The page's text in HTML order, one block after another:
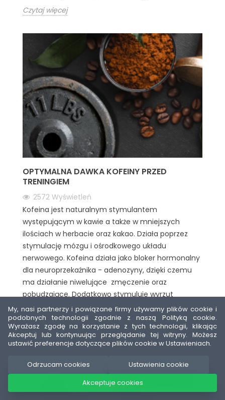
My, nasi partnerzy i powiązane firmy używamy plików cookie i
podobnych technologii zgodnie z naszą Polityką cookie.
Wyrażasz zgodę na korzystanie z tych technologii, klikając
Akceptuj lub kontynuując przeglądanie tej witryny. Możesz
ustawić preferencje dotyczące plików cookie w Ustawieniach.
Odrzucam cookies
Ustawienia cookie
Akceptuje cookies
Czytaj więcej
OPTYMALNA DAWKA KOFEINY PRZED
TRENINGIEM
2572 Wyświetleń
Kofeina jest naturalnym stymulantem
występującym w kawie a także w mniejszych
ilościach w herbacie oraz kakao. Działa poprzez
stymulację mózgu i ośrodkowego układu
nerwowego. Kofeina działa jako bloker hormonalny
dla neuroprzekaźnika - adenozyny, dzięki czemu
ma działanie niwelujące zmęczenie oraz
pobudzające. Dodatkowo stymuluje wyrzut
dopaminy i noradrenaliny, w wyniku czego
poprawia się nastrój oraz funkcje mózgu
pozwalające na bardziej efektywną pracę.
Czytaj więcej